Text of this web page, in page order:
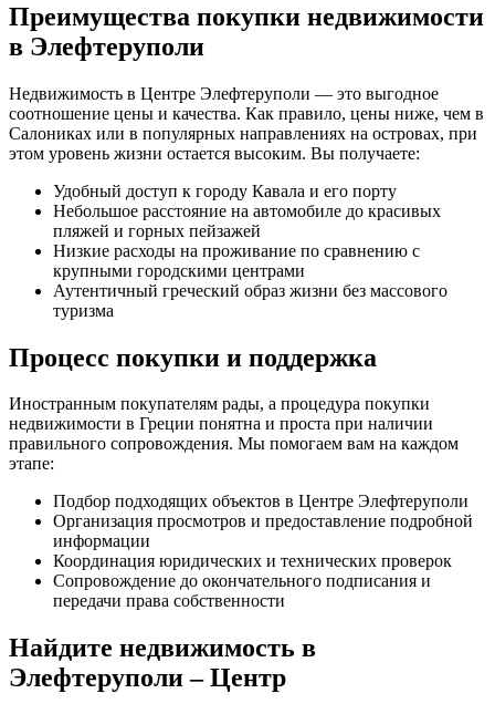
Преимущества покупки недвижимости
в Элефтеруполи
Недвижимость в Центре Элефтеруполи — это выгодное
соотношение цены и качества. Как правило, цены ниже, чем в
Салониках или в популярных направлениях на островах, при
этом уровень жизни остается высоким. Вы получаете:
Удобный доступ к городу Кавала и его порту
Небольшое расстояние на автомобиле до красивых
пляжей и горных пейзажей
Низкие расходы на проживание по сравнению с
крупными городскими центрами
Аутентичный греческий образ жизни без массового
туризма
Процесс покупки и поддержка
Иностранным покупателям рады, а процедура покупки
недвижимости в Греции понятна и проста при наличии
правильного сопровождения. Мы помогаем вам на каждом
этапе:
Подбор подходящих объектов в Центре Элефтеруполи
Организация просмотров и предоставление подробной
информации
Координация юридических и технических проверок
Сопровождение до окончательного подписания и
передачи права собственности
Найдите недвижимость в
Элефтеруполи – Центр